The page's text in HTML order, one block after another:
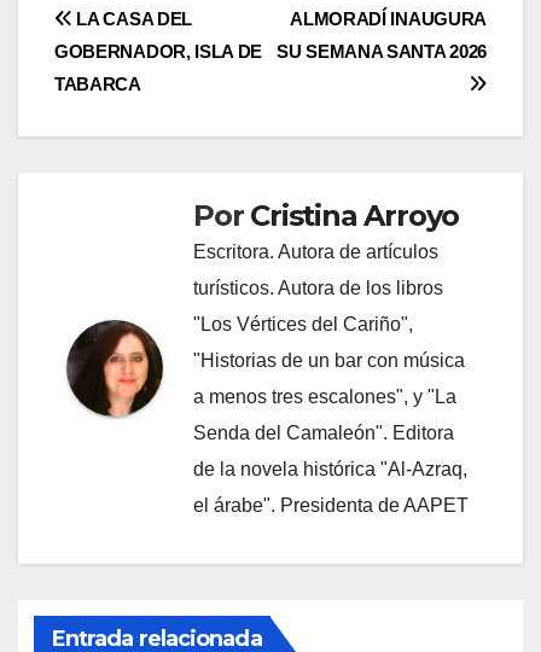
Navegación
de
entradas
ALMORADÍ INAUGURA
SU SEMANA SANTA 2026
LA CASA DEL
GOBERNADOR, ISLA DE
TABARCA
Por Cristina Arroyo
Escritora. Autora de artículos
turísticos. Autora de los libros
"Los Vértices del Cariño",
"Historias de un bar con música
a menos tres escalones", y "La
Senda del Camaleón". Editora
de la novela histórica "Al-Azraq,
el árabe". Presidenta de AAPET
Entrada relacionada